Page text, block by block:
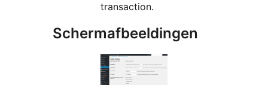
transaction.
Schermafbeeldingen